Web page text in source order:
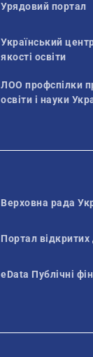
Урядовий портал
Український
якості освіти
ЛОО профспілки
освіти і науки
Верховна рада
Портал відкритих
eData Публічні